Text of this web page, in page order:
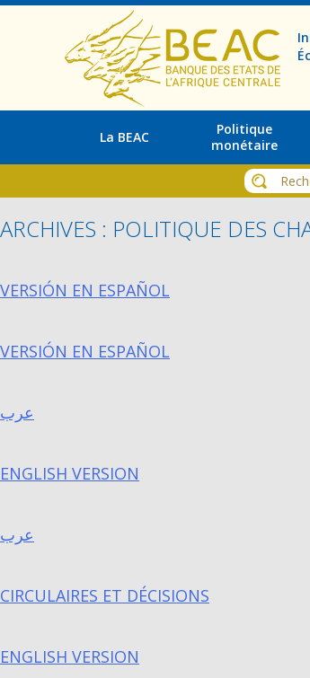
La BEAC
Politique
monétaire
ARCHIVES : POLITIQUE DES
VERSIÓN EN ESPAÑOL
VERSIÓN EN ESPAÑOL
عرب
ENGLISH VERSION
عرب
CIRCULAIRES ET DÉCISIONS
ENGLISH VERSION